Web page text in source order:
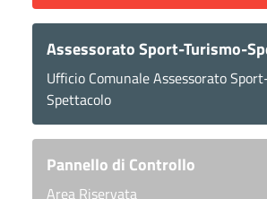
Assessorato Sport-Turismo-
Ufficio Comunale Assessorato
Spettacolo
Pannello di Controllo
Area Riservata